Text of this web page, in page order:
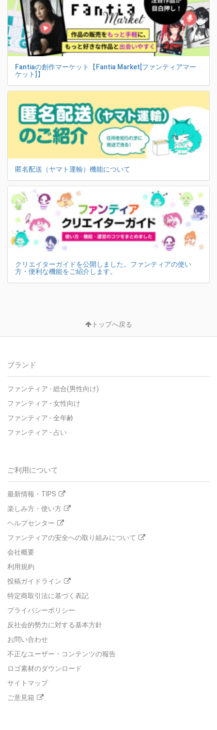
Fantiaの創作マーケット【Fantia Market[ファンティアマー
ケット]】
匿名配送（ヤマト運輸）機能について
クリエイターガイドを公開しました。ファンティアの使い
方・便利な機能をご紹介します。
トップへ戻る
ブランド
ファンティア - 総合(男性向け)
ファンティア - 女性向け
ファンティア - 全年齢
ファンティア - 占い
ご利用について
最新情報・TIPS
楽しみ方・使い方
ヘルプセンター
ファンティアの安全への取り組みについて
会社概要
利用規約
投稿ガイドライン
特定商取引法に基づく表記
プライバシーポリシー
反社会的勢力に対する基本方針
お問い合わせ
不正なユーザー・コンテンツの報告
ロゴ素材のダウンロード
サイトマップ
ご意見箱